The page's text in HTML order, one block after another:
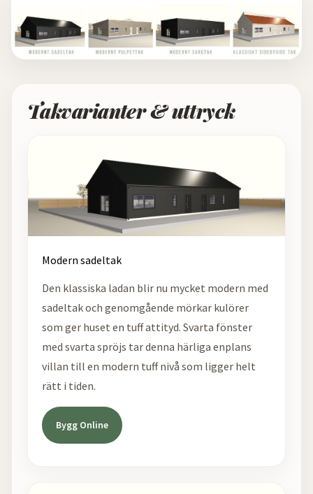
Takvarianter & uttryck
Modern sadeltak
Den klassiska ladan blir nu mycket modern med
sadeltak och genomgående mörkar kulörer
som ger huset en tuff attityd. Svarta fönster
med svarta spröjs tar denna härliga enplans
villan till en modern tuff nivå som ligger helt
rätt i tiden.
Bygg Online